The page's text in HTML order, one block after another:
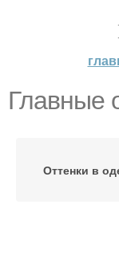
Главные
Оттенки в